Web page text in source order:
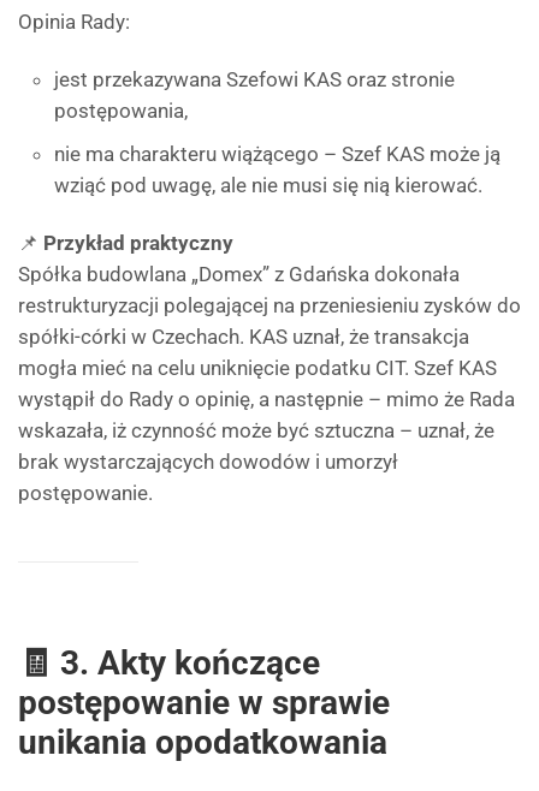
Opinia Rady:
jest przekazywana Szefowi KAS oraz stronie
postępowania,
nie ma charakteru wiążącego – Szef KAS może ją
wziąć pod uwagę, ale nie musi się nią kierować.
📌 Przykład praktyczny
Spółka budowlana „Domex” z Gdańska dokonała
restrukturyzacji polegającej na przeniesieniu zysków do
spółki-córki w Czechach. KAS uznał, że transakcja
mogła mieć na celu uniknięcie podatku CIT. Szef KAS
wystąpił do Rady o opinię, a następnie – mimo że Rada
wskazała, iż czynność może być sztuczna – uznał, że
brak wystarczających dowodów i umorzył
postępowanie.
🧾 3. Akty kończące
postępowanie w sprawie
unikania opodatkowania